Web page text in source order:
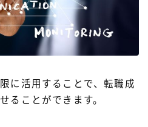
に活用することで、転職成
ることができます。